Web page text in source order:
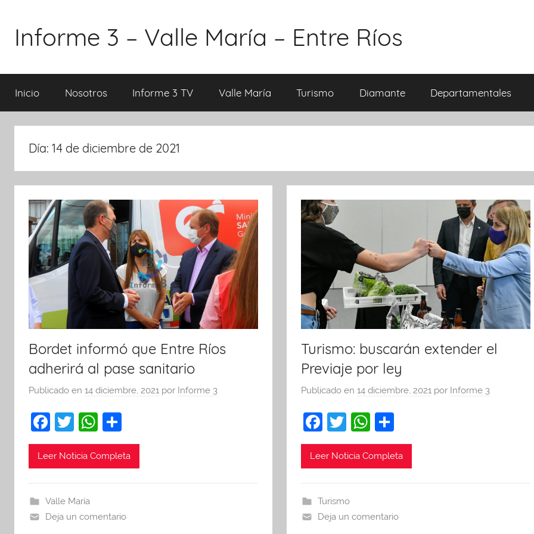
contenido
Informe 3 – Valle María – Entre Ríos
Inicio Nosotros Informe 3 TV Valle María Turismo Diamante Departamentales
Día: 14 de diciembre de 2021
Bordet informó que Entre Ríos
adherirá al pase sanitario
Publicado en 14 diciembre, 2021 por Informe 3
F
a
c
b
o
T
w
itt
W
h
at
p
o
m
tir
Leer Noticia Completa
Valle María
Deja un comentario
Turismo: buscarán extender el
Previaje por ley
Publicado en14 diciembre, 2021 por Informe 3
F
a
c
b
o
T
w
itt
W
h
at
p
o
m
tir
Leer Noticia Completa
Turismo
Deja un comentario